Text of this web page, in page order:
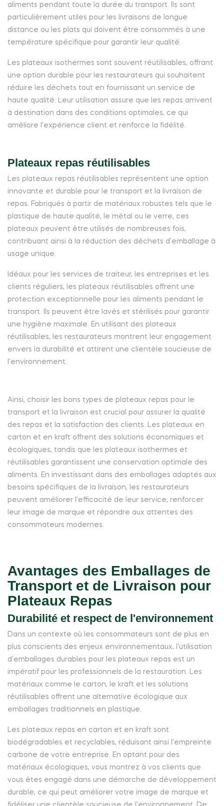
aliments pendant toute la durée du transport. Ils sont
particulièrement utiles pour les livraisons de longue
distance ou les plats qui doivent être consommés à une
température spécifique pour garantir leur qualité.
Les plateaux isothermes sont souvent réutilisables, offrant
une option durable pour les restaurateurs qui souhaitent
réduire les déchets tout en fournissant un service de
haute qualité. Leur utilisation assure que les repas arrivent
à destination dans des conditions optimales, ce qui
améliore l’expérience client et renforce la fidélité.
Plateaux repas réutilisables
Les plateaux repas réutilisables représentent une option
innovante et durable pour le transport et la livraison de
repas. Fabriqués à partir de matériaux robustes tels que le
plastique de haute qualité, le métal ou le verre, ces
plateaux peuvent être utilisés de nombreuses fois,
contribuant ainsi à la réduction des déchets d’emballage à
usage unique.
Idéaux pour les services de traiteur, les entreprises et les
clients réguliers, les plateaux réutilisables offrent une
protection exceptionnelle pour les aliments pendant le
transport. Ils peuvent être lavés et stérilisés pour garantir
une hygiène maximale. En utilisant des plateaux
réutilisables, les restaurateurs montrent leur engagement
envers la durabilité et attirent une clientèle soucieuse de
l'environnement.
Ainsi, choisir les bons types de plateaux repas pour le
transport et la livraison est crucial pour assurer la qualité
des repas et la satisfaction des clients. Les plateaux en
carton et en kraft offrent des solutions économiques et
écologiques, tandis que les plateaux isothermes et
réutilisables garantissent une conservation optimale des
aliments. En investissant dans des emballages adaptés aux
besoins spécifiques de la livraison, les restaurateurs
peuvent améliorer l’efficacité de leur service, renforcer
leur image de marque et répondre aux attentes des
consommateurs modernes.
Avantages des Emballages de
Transport et de Livraison pour
Plateaux Repas
Durabilité et respect de l'environnement
Dans un contexte où les consommateurs sont de plus en
plus conscients des enjeux environnementaux, l'utilisation
d'emballages durables pour les plateaux repas est un
impératif pour les professionnels de la restauration. Les
matériaux comme le carton, le kraft et les solutions
réutilisables offrent une alternative écologique aux
emballages traditionnels en plastique.
Les plateaux repas en carton et en kraft sont
biodégradables et recyclables, réduisant ainsi l'empreinte
carbone de votre entreprise. En optant pour des
matériaux écologiques, vous montrez à vos clients que
vous êtes engagé dans une démarche de développement
durable, ce qui peut améliorer votre image de marque et